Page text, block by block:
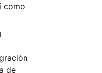
como
de